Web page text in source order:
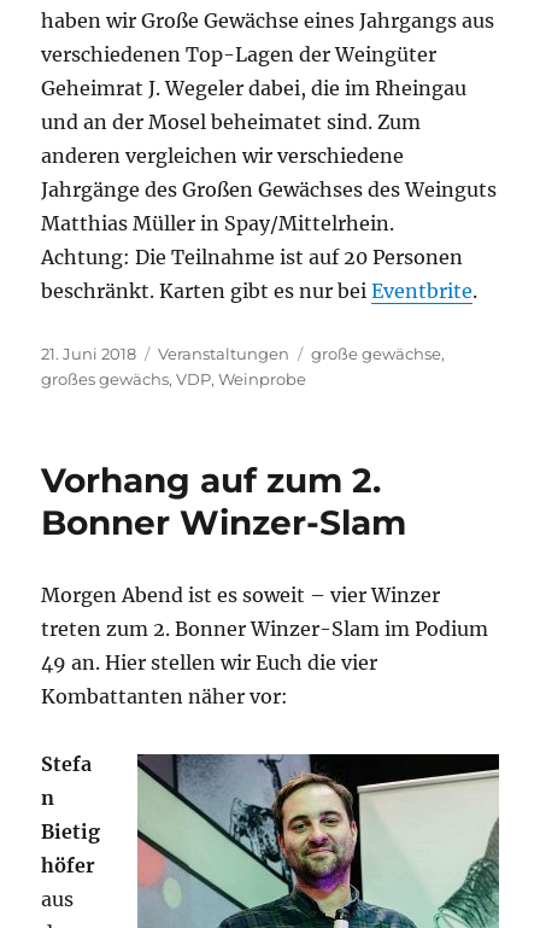
haben wir Große Gewächse eines Jahrgangs aus
verschiedenen Top-Lagen der Weingüter
Geheimrat J. Wegeler dabei, die im Rheingau
und an der Mosel beheimatet sind. Zum
anderen vergleichen wir verschiedene
Jahrgänge des Großen Gewächses des Weinguts
Matthias Müller in Spay/Mittelrhein.
Achtung: Die Teilnahme ist auf 20 Personen
beschränkt. Karten gibt es nur beiEventbrite.
Veröffentlicht
am
21. Juni 2018 Kategorien
Veranstaltungen Schlagwörter
große gewächse,
großes gewächs,VDP,Weinprobe
Vorhang auf zum 2.
Bonner Winzer-Slam
Morgen Abend ist es soweit – vier Winzer
treten zum 2. Bonner Winzer-Slam im Podium
49 an. Hier stellen wir Euch die vier
Kombattanten näher vor:
Stefa
n
Bietig
höfer
aus